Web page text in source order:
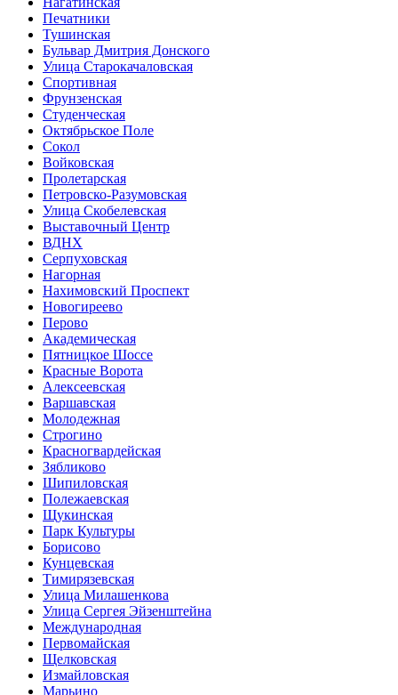
Печатники
Тушинская
Бульвар Дмитрия Донского
Улица Старокачаловская
Спортивная
Фрунзенская
Студенческая
Октябрьское Поле
Сокол
Войковская
Пролетарская
Петровско-Разумовская
Улица Скобелевская
Выставочный Центр
ВДНХ
Серпуховская
Нагорная
Нахимовский Проспект
Новогиреево
Перово
Академическая
Пятницкое Шоссе
Красные Ворота
Алексеевская
Варшавская
Молодежная
Строгино
Красногвардейская
Зябликово
Шипиловская
Полежаевская
Щукинская
Парк Культуры
Борисово
Кунцевская
Тимирязевская
Улица Милашенкова
Улица Сергея Эйзенштейна
Международная
Первомайская
Щелковская
Измайловская
Марьино